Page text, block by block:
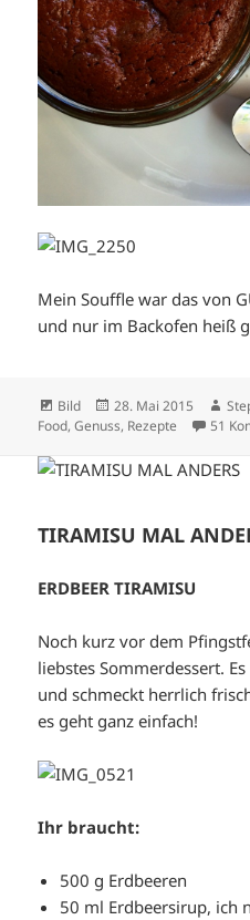
Mein Souffle war das von
und nur im Backofen heiß
Format
Bild
Veröffentlicht
am
28. Mai 2015
Food,Genuss, Rezepte 51
TIRAMISU MAL
ERDBEER TIRAMISU
Noch kurz vor dem
liebstes Sommerdessert.
und schmeckt herrlich
es geht ganz einfach!
Ihr braucht:
500 g Erdbeeren
50 ml Erdbeersirup, ich